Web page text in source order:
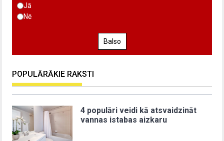
Jā
Nē
Balso
POPULĀRĀKIE RAKSTI
4 populāri veidi kā atsvaidzināt
vannas istabas aizkaru